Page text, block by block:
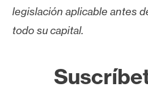
legislación aplicable antes
todo su capital.